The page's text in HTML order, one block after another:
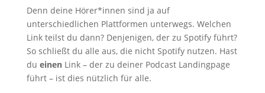
Denn deine Hörer*innen sind ja auf
unterschiedlichen Plattformen unterwegs. Welchen
Link teilst du dann? Denjenigen, der zu Spotify führt?
So schließt du alle aus, die nicht Spotify nutzen. Hast
du einenLink – der zu deiner Podcast Landingpage
führt – ist dies nützlich für alle.